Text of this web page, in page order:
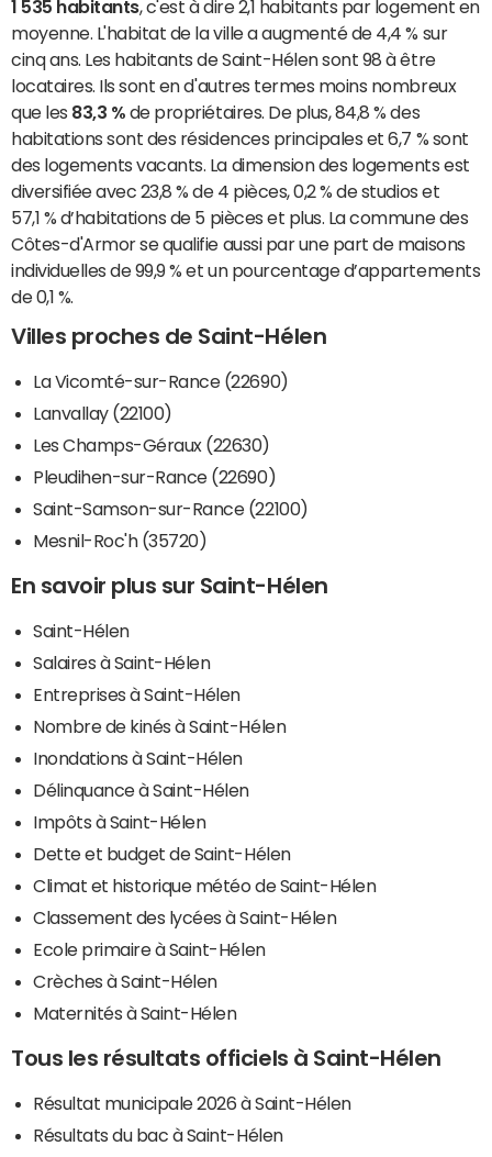
1 535 habitants, c'est à dire 2,1 habitants par logement en
moyenne. L'habitat de la ville a augmenté de 4,4 % sur
cinq ans. Les habitants de Saint-Hélen sont 98 à être
locataires. Ils sont en d'autres termes moins nombreux
que les 83,3 % de propriétaires. De plus, 84,8 % des
habitations sont des résidences principales et 6,7 % sont
des logements vacants. La dimension des logements est
diversifiée avec 23,8 % de 4 pièces, 0,2 % de studios et
57,1 % d’habitations de 5 pièces et plus. La commune des
Côtes-d'Armor se qualifie aussi par une part de maisons
individuelles de 99,9 % et un pourcentage d’appartements
de 0,1 %.
Villes proches de Saint-Hélen
La Vicomté-sur-Rance (22690)
Lanvallay (22100)
Les Champs-Géraux (22630)
Pleudihen-sur-Rance (22690)
Saint-Samson-sur-Rance (22100)
Mesnil-Roc'h (35720)
En savoir plus sur Saint-Hélen
Saint-Hélen
Salaires à Saint-Hélen
Entreprises à Saint-Hélen
Nombre de kinés à Saint-Hélen
Inondations à Saint-Hélen
Délinquance à Saint-Hélen
Impôts à Saint-Hélen
Dette et budget de Saint-Hélen
Climat et historique météo de Saint-Hélen
Classement des lycées à Saint-Hélen
Ecole primaire à Saint-Hélen
Crèches à Saint-Hélen
Maternités à Saint-Hélen
Tous les résultats officiels à Saint-Hélen
Résultat municipale 2026 à Saint-Hélen
Résultats du bac à Saint-Hélen